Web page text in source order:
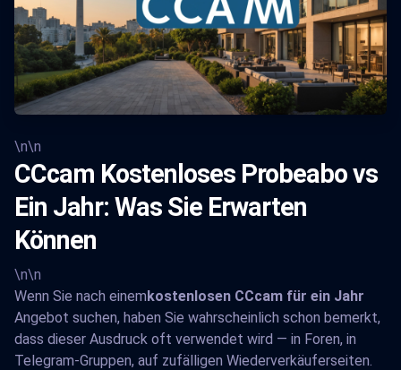
\n\n
CCcam Kostenloses Probeabo vs
Ein Jahr: Was Sie Erwarten
Können
\n\n
Wenn Sie nach einemkostenlosen CCcam für ein Jahr
Angebot suchen, haben Sie wahrscheinlich schon bemerkt,
dass dieser Ausdruck oft verwendet wird — in Foren, in
Telegram-Gruppen, auf zufälligen Wiederverkäuferseiten.